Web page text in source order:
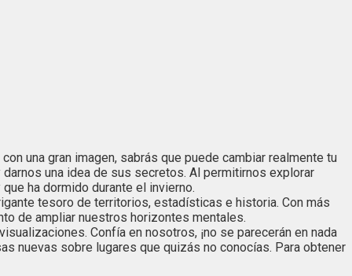
una gran imagen, sabrás que puede cambiar realmente tu
una idea de sus secretos. Al permitirnos explorar
ha dormido durante el invierno.
tesoro de territorios, estadísticas e historia. Con más
de ampliar nuestros horizontes mentales.
Confía en nosotros, ¡no se parecerán en nada
nuevas sobre lugares que quizás no conocías. Para obtener